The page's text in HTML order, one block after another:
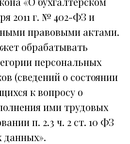
2011 г. № 402-ФЗ и
правовыми актами.
обрабатывать
персональных
(сведений о состоянии
к вопросу о
ими трудовых
п. 2.3 ч. 2 ст. 10 ФЗ
данных».